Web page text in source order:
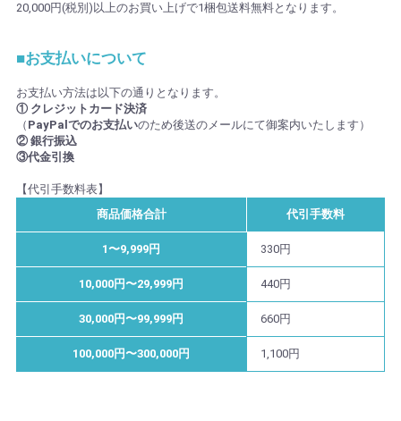
20,000円(税別)以上のお買い上げで1梱包送料無料となります。
■お支払いについて
お支払い方法は以下の通りとなります。
① クレジットカード決済
（ PayPalでのお支払いのため後送のメールにて御案内いたします）
② 銀行振込
③代金引換
【代引手数料表】
商品価格合計
代引手数料
1〜9,999円 330円
10,000円〜29,999円 440円
30,000円〜99,999円 660円
100,000円〜300,000円 1,100円